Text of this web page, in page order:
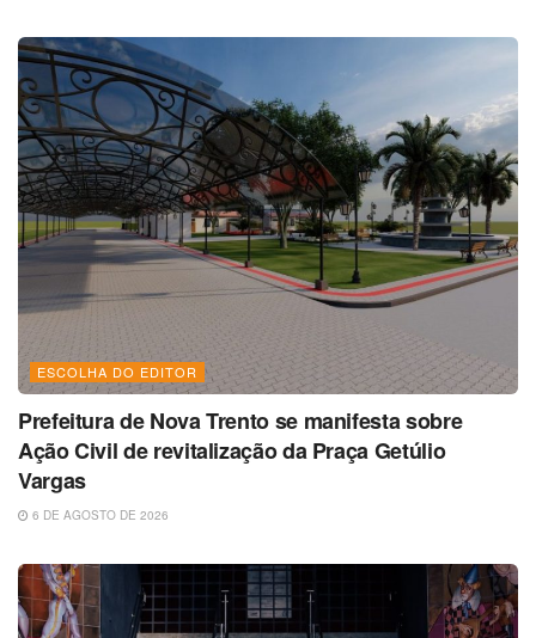
ESCOLHA DO EDITOR
Prefeitura de Nova Trento se manifesta sobre
Ação Civil de revitalização da Praça Getúlio
Vargas
6 DE AGOSTO DE 2026